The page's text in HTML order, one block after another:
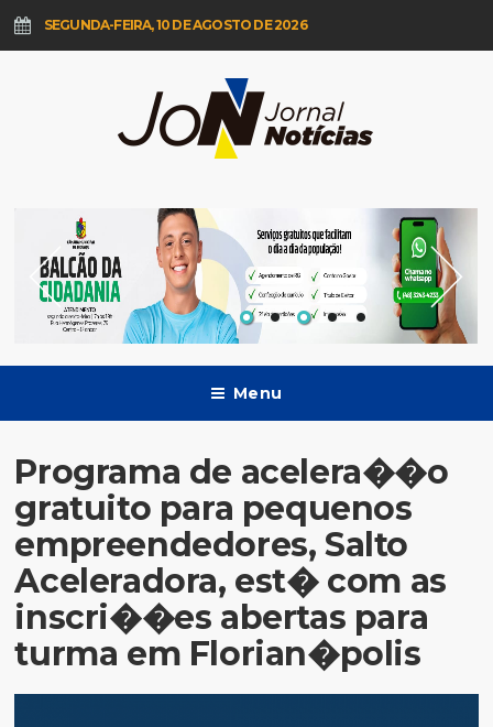
SEGUNDA-FEIRA, 10 DE AGOSTO DE 2026
Menu
Programa de acelera��o
gratuito para pequenos
empreendedores, Salto
Aceleradora, est� com as
inscri��es abertas para
turma em Florian�polis